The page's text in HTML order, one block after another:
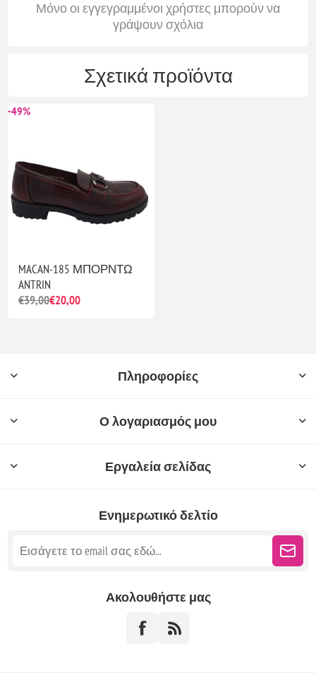
Μόνο οι εγγεγραμμένοι χρήστες μπορούν να
γράψουν σχόλια
Σχετικά προϊόντα
-49%
MACAN-185 ΜΠΟΡΝΤΩ
ANTRIN
€39,00€20,00
Πληροφορίες
Ο λογαριασμός μου
Εργαλεία σελίδας
Ενημερωτικό δελτίο
Ακολουθήστε μας